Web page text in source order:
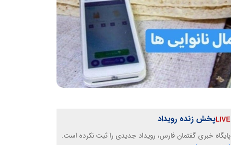
پخش زنده رویداد
پایگاه خبری گفتمان فارس، رویداد جدیدی را ثبت نکرده است.